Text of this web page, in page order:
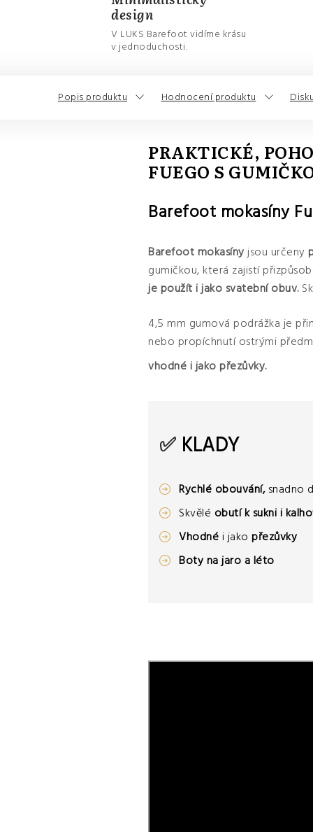
design
V LUKS Barefoot vidíme krásu
v jednoduchosti.
Popis produktu Hodnocení produktu
PRAKTICKÉ,
FUEGO S
Barefoot mokasíny
Barefoot mokasíny jsou určeny
gumičkou, která zajistí
je použít i jako svatební obuv.
4,5 mm gumová podrážka je
nebo propíchnutí ostrými
vhodné i jako přezůvky.
✅ KLADY
Rychlé obouvání, snadno
Skvělé obutí k sukni i
Vhodné i jako přezůvky
Boty na jaro a léto